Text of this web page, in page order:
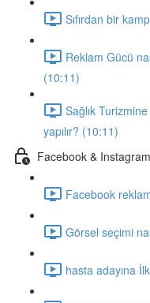
Sıfırdan bir
Reklam Gücü
(10:11)
Sağlık
yapılır? (10:11)
Facebook &
Facebook
Görsel seçimi
hasta adayına